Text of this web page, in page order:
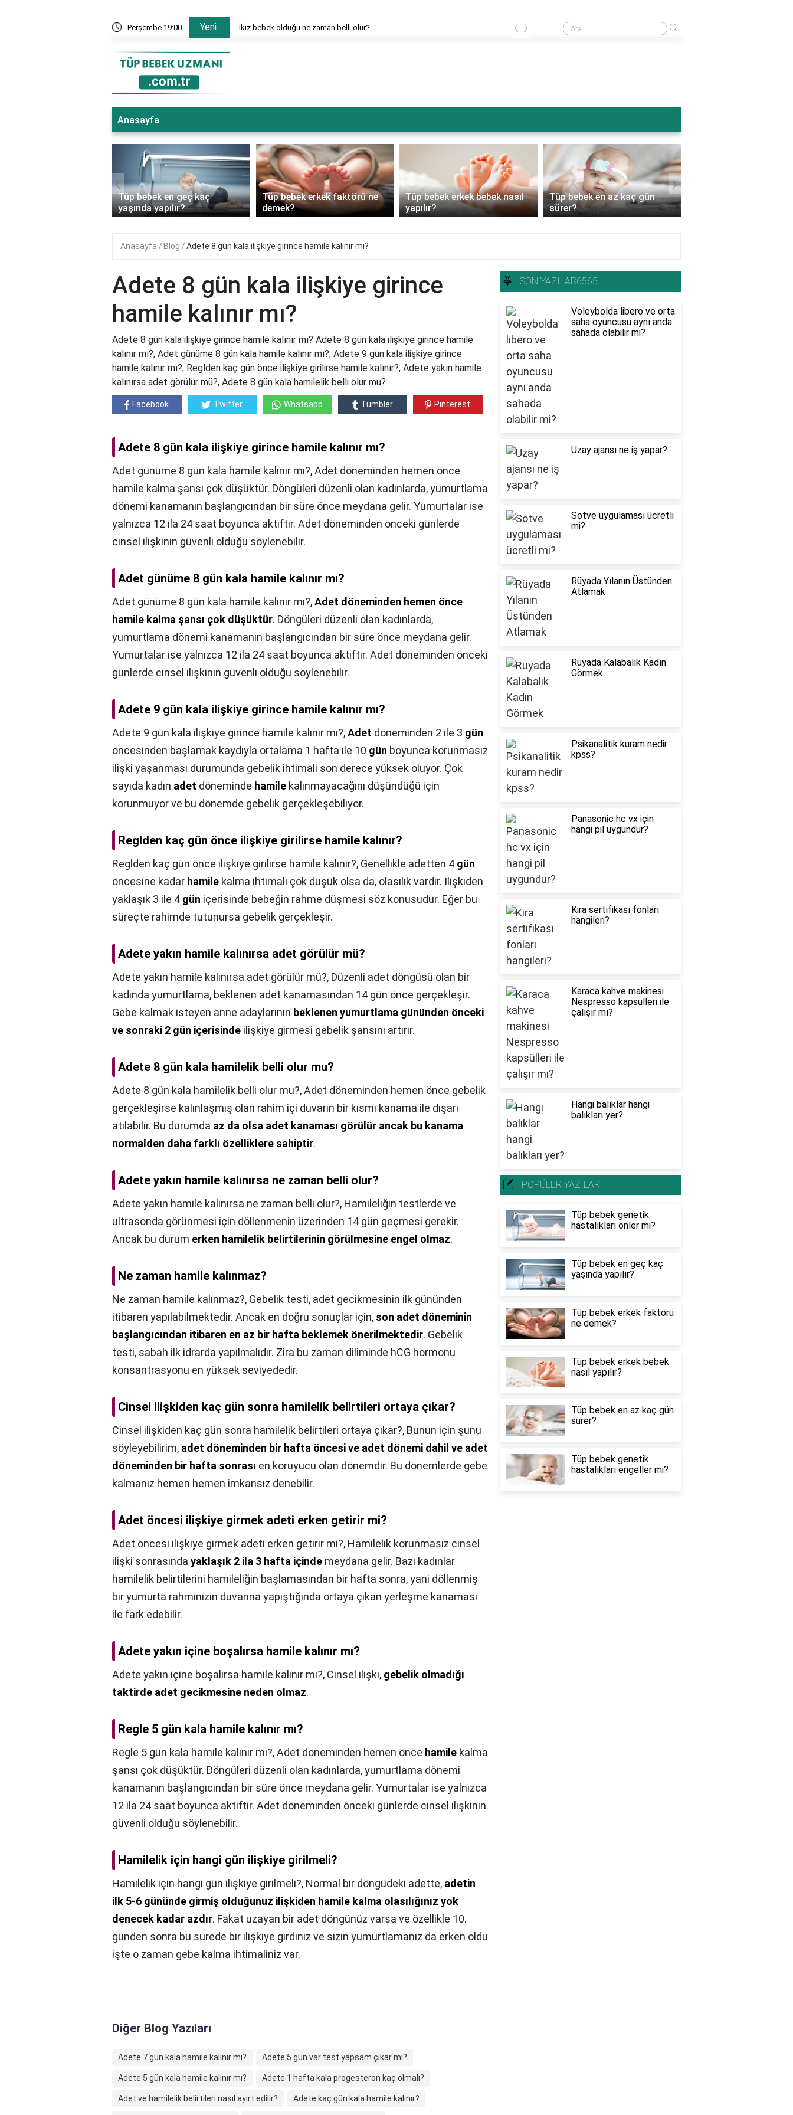
Perşembe 19:00 Yeni İkiz bebek olduğu ne zaman belli olur? Ameliyattan sonra karın şişmesi normal mi?
‹ ›
Anasayfa
Tüp bebek en geç kaç
yaşında yapılır?
Tüp bebek erkek faktörü ne
demek?
Tüp bebek erkek bebek nasıl
yapılır?
Tüp bebek en az kaç gün
sürer?
‹ ›
Anasayfa Blog Adete 8 gün kala ilişkiye girince hamile kalınır mı?
Adete 8 gün kala ilişkiye girince
hamile kalınır mı?
Adete 8 gün kala ilişkiye girince hamile kalınır mı? Adete 8 gün kala ilişkiye girince hamile
kalınır mı?, Adet günüme 8 gün kala hamile kalınır mı?, Adete 9 gün kala ilişkiye girince
hamile kalınır mı?, Reglden kaç gün önce ilişkiye girilirse hamile kalınır?, Adete yakın hamile
kalınırsa adet görülür mü?, Adete 8 gün kala hamilelik belli olur mu?
Facebook Twitter Whatsapp Tumbler Pinterest
Adete 8 gün kala ilişkiye girince hamile kalınır mı?
Adet günüme 8 gün kala hamile kalınır mı?, Adet döneminden hemen önce
hamile kalma şansı çok düşüktür. Döngüleri düzenli olan kadınlarda, yumurtlama
dönemi kanamanın başlangıcından bir süre önce meydana gelir. Yumurtalar ise
yalnızca 12 ila 24 saat boyunca aktiftir. Adet döneminden önceki günlerde
cinsel ilişkinin güvenli olduğu söylenebilir.
Adet günüme 8 gün kala hamile kalınır mı?
Adet günüme 8 gün kala hamile kalınır mı?,Adet döneminden hemen önce
hamile kalma şansı çok düşüktür. Döngüleri düzenli olan kadınlarda,
yumurtlama dönemi kanamanın başlangıcından bir süre önce meydana gelir.
Yumurtalar ise yalnızca 12 ila 24 saat boyunca aktiftir. Adet döneminden önceki
günlerde cinsel ilişkinin güvenli olduğu söylenebilir.
Adete 9 gün kala ilişkiye girince hamile kalınır mı?
Adete 9 gün kala ilişkiye girince hamile kalınır mı?,Adet döneminden 2 ile 3 gün
öncesinden başlamak kaydıyla ortalama 1 hafta ile 10 gün boyunca korunmasız
ilişki yaşanması durumunda gebelik ihtimali son derece yüksek oluyor. Çok
sayıda kadın adet döneminde hamile kalınmayacağını düşündüğü için
korunmuyor ve bu dönemde gebelik gerçekleşebiliyor.
Reglden kaç gün önce ilişkiye girilirse hamile kalınır?
Reglden kaç gün önce ilişkiye girilirse hamile kalınır?, Genellikle adetten 4 gün
öncesine kadar hamile kalma ihtimali çok düşük olsa da, olasılık vardır. İlişkiden
yaklaşık 3 ile 4 gün içerisinde bebeğin rahme düşmesi söz konusudur. Eğer bu
süreçte rahimde tutunursa gebelik gerçekleşir.
Adete yakın hamile kalınırsa adet görülür mü?
Adete yakın hamile kalınırsa adet görülür mü?, Düzenli adet döngüsü olan bir
kadında yumurtlama, beklenen adet kanamasından 14 gün önce gerçekleşir.
Gebe kalmak isteyen anne adaylarının beklenen yumurtlama gününden önceki
ve sonraki 2 gün içerisinde ilişkiye girmesi gebelik şansını artırır.
Adete 8 gün kala hamilelik belli olur mu?
Adete 8 gün kala hamilelik belli olur mu?,Adet döneminden hemen önce gebelik
gerçekleşirse kalınlaşmış olan rahim içi duvarın bir kısmı kanama ile dışarı
atılabilir. Bu durumda az da olsa adet kanaması görülür ancak bu kanama
normalden daha farklı özelliklere sahiptir.
Adete yakın hamile kalınırsa ne zaman belli olur?
Adete yakın hamile kalınırsa ne zaman belli olur?, Hamileliğin testlerde ve
ultrasonda görünmesi için döllenmenin üzerinden 14 gün geçmesi gerekir.
Ancak bu durum erken hamilelik belirtilerinin görülmesine engel olmaz.
Ne zaman hamile kalınmaz?
Ne zaman hamile kalınmaz?, Gebelik testi, adet gecikmesinin ilk gününden
itibaren yapılabilmektedir. Ancak en doğru sonuçlar için, son adet döneminin
başlangıcından itibaren en az bir hafta beklemek önerilmektedir. Gebelik
testi, sabah ilk idrarda yapılmalıdır. Zira bu zaman diliminde hCG hormonu
konsantrasyonu en yüksek seviyededir.
Cinsel ilişkiden kaç gün sonra hamilelik belirtileri ortaya çıkar?
Cinsel ilişkiden kaç gün sonra hamilelik belirtileri ortaya çıkar?, Bunun için şunu
söyleyebilirim, adet döneminden bir hafta öncesi ve adet dönemi dahil ve adet
döneminden bir hafta sonrası en koruyucu olan dönemdir. Bu dönemlerde gebe
kalmanız hemen hemen imkansız denebilir.
Adet öncesi ilişkiye girmek adeti erken getirir mi?
Adet öncesi ilişkiye girmek adeti erken getirir mi?, Hamilelik korunmasız cinsel
ilişki sonrasında yaklaşık 2 ila 3 hafta içinde meydana gelir. Bazı kadınlar
hamilelik belirtilerini hamileliğin başlamasından bir hafta sonra, yani döllenmiş
bir yumurta rahminizin duvarına yapıştığında ortaya çıkan yerleşme kanaması
ile fark edebilir.
Adete yakın içine boşalırsa hamile kalınır mı?
Adete yakın içine boşalırsa hamile kalınır mı?, Cinsel ilişki, gebelik olmadığı
taktirde adet gecikmesine neden olmaz.
Regle 5 gün kala hamile kalınır mı?
Regle 5 gün kala hamile kalınır mı?,Adet döneminden hemen önce hamile kalma
şansı çok düşüktür. Döngüleri düzenli olan kadınlarda, yumurtlama dönemi
kanamanın başlangıcından bir süre önce meydana gelir. Yumurtalar ise yalnızca
12 ila 24 saat boyunca aktiftir. Adet döneminden önceki günlerde cinsel ilişkinin
güvenli olduğu söylenebilir.
Hamilelik için hangi gün ilişkiye girilmeli?
Hamilelik için hangi gün ilişkiye girilmeli?, Normal bir döngüdeki adette, adetin
ilk 5-6 gününde girmiş olduğunuz ilişkiden hamile kalma olasılığınız yok
denecek kadar azdır. Fakat uzayan bir adet döngünüz varsa ve özellikle 10.
günden sonra bu sürede bir ilişkiye girdiniz ve sizin yumurtlamanız da erken oldu
işte o zaman gebe kalma ihtimaliniz var.
Diğer Blog Yazıları
Adete 7 gün kala hamile kalınır mı? Adete 5 gün var test yapsam çıkar mı?
Adete 5 gün kala hamile kalınır mı? Adete 1 hafta kala progesteron kaç olmalı?
Adet ve hamilelik belirtileri nasıl ayırt edilir? Adete kaç gün kala hamile kalınır?
SON YAZILAR6565
Voleybolda libero ve orta
saha oyuncusu aynı anda
sahada olabilir mi?
Uzay ajansı ne iş yapar?
Sotve uygulaması ücretli
mi?
Rüyada Yılanın Üstünden
Atlamak
Rüyada Kalabalık Kadın
Görmek
Psikanalitik kuram nedir
kpss?
Panasonic hc vx için
hangi pil uygundur?
Kira sertifikası fonları
hangileri?
Karaca kahve makinesi
Nespresso kapsülleri ile
çalışır mı?
Hangi balıklar hangi
balıkları yer?
POPÜLER YAZILAR
Tüp bebek genetik
hastalıkları önler mi?
Tüp bebek en geç kaç
yaşında yapılır?
Tüp bebek erkek faktörü
ne demek?
Tüp bebek erkek bebek
nasıl yapılır?
Tüp bebek en az kaç gün
sürer?
Tüp bebek genetik
hastalıkları engeller mi?